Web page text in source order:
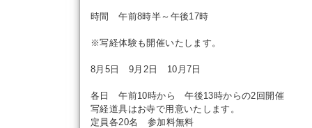
時間 午前8時半～午後17時
※写経体験も開催いたします。
8月5日 9月2日 10月7日
各日 午前10時から 午後13時からの2回開催
写経道具はお寺で用意いたします。
定員各20名 参加料無料